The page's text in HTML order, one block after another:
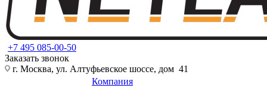
+7 495 085-00-50
Заказать звонок
г. Москва, ул. Алтуфьевское шоссе, дом 41
Компания